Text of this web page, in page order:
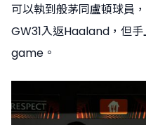
可以執到般茅同盧頓球員
GW31入返Haaland，但
game。